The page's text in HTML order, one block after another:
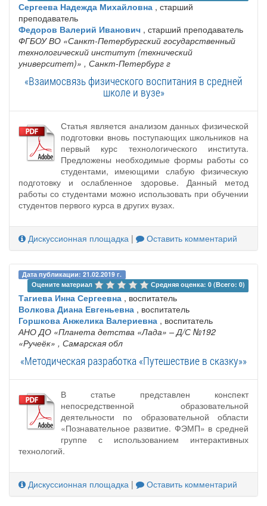
Сергеева Надежда Михайловна , старший
преподаватель
Федоров Валерий Иванович , старший преподаватель
ФГБОУ ВО «Санкт-Петербургский государственный
технологический институт (технический
университет)» , Санкт-Петербург г
«Взаимосвязь физического воспитания в средней
школе и вузе»
Статья является анализом данных физической
подготовки вновь поступающих школьников на
первый курс технологического института.
Предложены необходимые формы работы со
студентами, имеющими слабую физическую
подготовку и ослабленное здоровье. Данный метод
работы со студентами можно использовать при обучении
студентов первого курса в других вузах.
Дискуссионная площадка | Оставить комментарий
Дата публикации: 21.02.2019 г.
Оцените материал
Средняя оценка: 0 (Всего: 0)
Тагиева Инна Сергеевна , воспитатель
Волкова Диана Евгеньевна , воспитатель
Горшкова Анжелика Валериевна , воспитатель
АНО ДО «Планета детства «Лада» – Д/С №192
«Ручеёк» , Самарская обл
«Методическая разработка «Путешествие в сказку»»
В статье представлен конспект
непосредственной образовательной
деятельности по образовательной области
«Познавательное развитие. ФЭМП» в средней
группе с использованием интерактивных
технологий.
Дискуссионная площадка | Оставить комментарий